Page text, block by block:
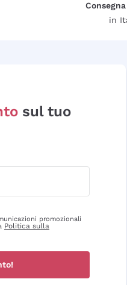
in
sul tuo
promozionali
Politica sulla